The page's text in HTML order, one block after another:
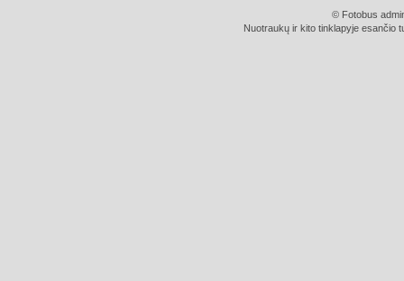
© Fotobus
Nuotraukų ir kito tinklapyje esančio